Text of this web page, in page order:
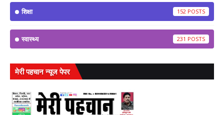
शिक्षा 152
स्वास्थ्य 231
मेरी पहचान न्यूज पेपर